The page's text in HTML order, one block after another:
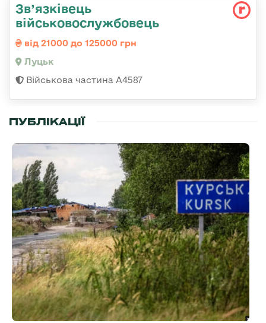
Зв’язківець
військовослужбовець
від 21000 до 125000 грн
Луцьк
Військова частина А4587
ПУБЛІКАЦІЇ